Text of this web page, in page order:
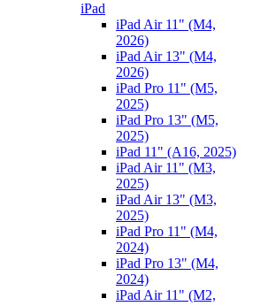
iPad
iPad Air 11" (M4,
2026)
iPad Air 13" (M4,
2026)
iPad Pro 11" (M5,
2025)
iPad Pro 13" (M5,
2025)
iPad 11" (A16, 2025)
iPad Air 11" (M3,
2025)
iPad Air 13" (M3,
2025)
iPad Pro 11" (M4,
2024)
iPad Pro 13" (M4,
2024)
iPad Air 11" (M2,